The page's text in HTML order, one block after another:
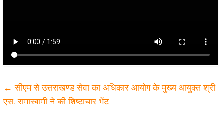
← सीएम से उत्तराखण्ड सेवा का अधिकार आयोग के मुख्य आयुक्त श्री
एस. रामास्वामी ने की शिष्टाचार भेंट